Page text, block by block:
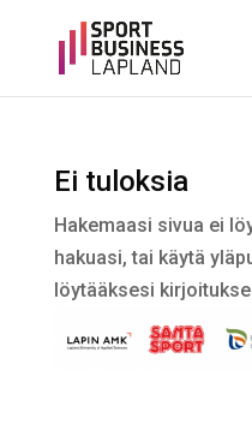
Ei tuloksia
Hakemaasi sivua ei
hakuasi, tai käytä
löytääksesi